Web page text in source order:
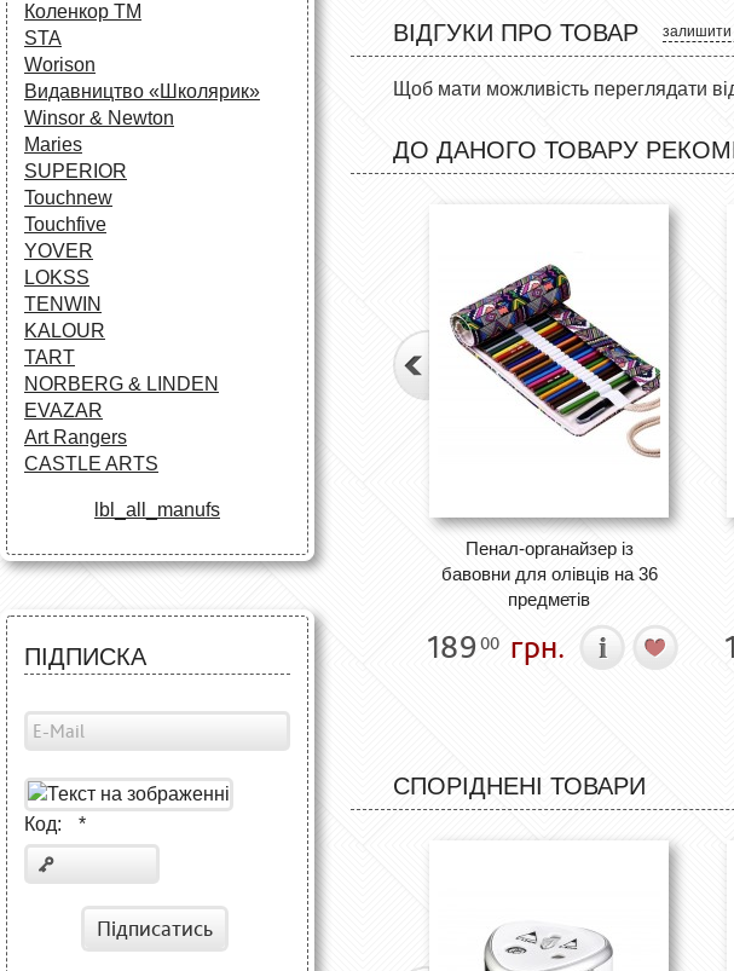
Коленкор ТМ
STA
Worison
Видавництво «Школярик»
Winsor & Newton
Maries
SUPERIOR
Touchnew
Touchfive
YOVER
LOKSS
TENWIN
KALOUR
TART
NORBERG & LINDEN
EVAZAR
Art Rangers
CASTLE ARTS
lbl_all_manufs
ПІДПИСКА
Код: *
Підписатись
ВІДГУКИ ПРО ТОВАР залишити
Щоб мати можливість переглядати
ДО ДАНОГО ТОВАРУ
Пенал-органайзер із
бавовни для олівців на 36
предметів
18900 грн.
СПОРІДНЕНІ ТОВАРИ